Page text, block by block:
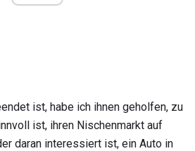
ist, habe ich ihnen geholfen, zu
ist, ihren Nischenmarkt auf
daran interessiert ist, ein Auto in